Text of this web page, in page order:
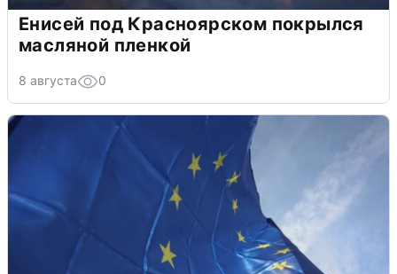
Енисей под Красноярском покрылся
масляной пленкой
8 августа 0